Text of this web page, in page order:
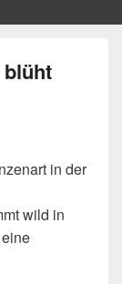
in der
wild in